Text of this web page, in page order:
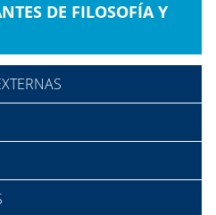
DE FILOSOFÍA Y